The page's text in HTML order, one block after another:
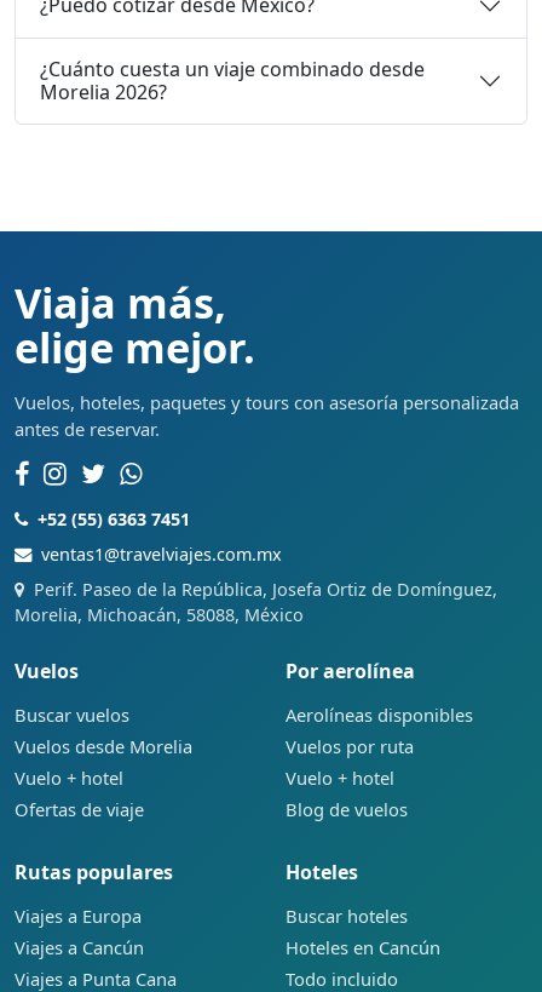
¿Cuánto cuesta un viaje combinado desde
Morelia 2026?
Viaja más,
elige mejor.
Vuelos, hoteles, paquetes y tours con asesoría personalizada
antes de reservar.
+52 (55) 6363 7451
ventas1@travelviajes.com.mx
Perif. Paseo de la República, Josefa Ortiz de Domínguez,
Morelia, Michoacán, 58088, México
Vuelos
Buscar vuelos
Vuelos desde Morelia
Vuelo + hotel
Ofertas de viaje
Por aerolínea
Aerolíneas disponibles
Vuelos por ruta
Vuelo + hotel
Blog de vuelos
Rutas populares
Viajes a Europa
Viajes a Cancún
Viajes a Punta Cana
Hoteles
Buscar hoteles
Hoteles en Cancún
Todo incluido